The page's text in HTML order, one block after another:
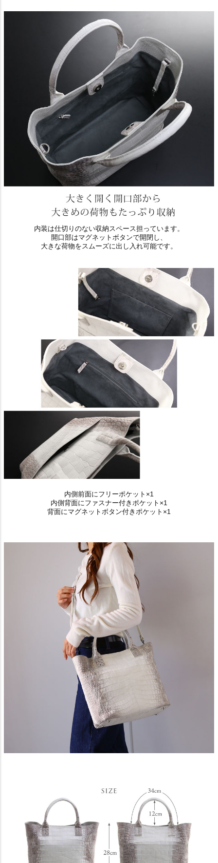
内装は仕切りのない収納スペース担っています。
開口部はマグネットボタンで開閉し、
大きな荷物をスムーズに出し入れ可能です。
内側前面にフリーポケット×1
内側背面にファスナー付きポケット×1
背面にマグネットボタン付きポケット×1